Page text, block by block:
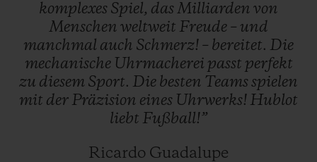
komplexes Spiel, dasMilliarden von
Menschen weltweit Freude – und
manchmal auch Schmerz! – bereitet. Die
mechanische Uhrmacherei passt perfekt
zu diesem Sport. Die besten Teamsspielen
mit der Präzision eines Uhrwerks! Hublot
liebt Fußball!”
Ricardo Guadalupe